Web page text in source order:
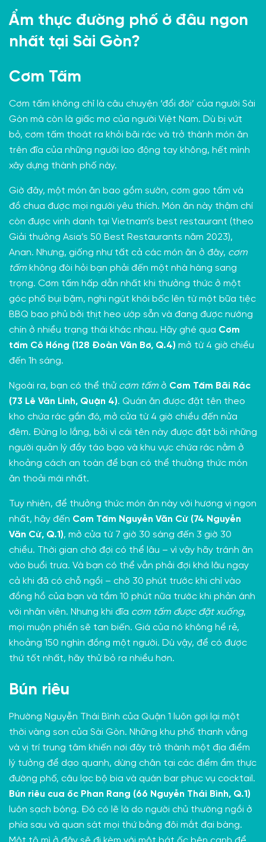
Ẩm thực đường phố ở đâu ngon
nhất tại Sài Gòn?
Cơm Tấm
Cơm tấm không chỉ là câu chuyện ‘đổi đời’ của người Sài
Gòn mà còn là giấc mơ của người Việt Nam. Dù bị vứt
bỏ, cơm tấm thoát ra khỏi bãi rác và trở thành món ăn
trên đĩa của những người lao động tay không, hết mình
xây dựng thành phố này.
Giờ đây, một món ăn bao gồm sườn, cơm gạo tấm và
đồ chua được mọi người yêu thích. Món ăn này thậm chí
còn được vinh danh tại Vietnam’s best restaurant (theo
Giải thưởng Asia’s 50 Best Restaurants năm 2023),
Anan. Nhưng, giống như tất cả các món ăn ở đây, cơm
tấm không đòi hỏi bạn phải đến một nhà hàng sang
trọng. Cơm tấm hấp dẫn nhất khi thưởng thức ở một
góc phố bụi bặm, nghi ngút khói bốc lên từ một bữa tiệc
BBQ bao phủ bởi thịt heo ướp sẵn và đang được nướng
chín ở nhiều trạng thái khác nhau. Hãy ghé qua Cơm
tấm Cô Hồng (128 Đoàn Văn Bơ, Q.4) mở từ 4 giờ chiều
đến 1h sáng.
Ngoài ra, bạn có thể thử cơm tấm ở Cơm Tấm Bãi Rác
(73 Lê Văn Linh, Quận 4). Quán ăn được đặt tên theo
kho chứa rác gần đó, mở cửa từ 4 giờ chiều đến nửa
đêm. Đừng lo lắng, bởi vì cái tên này được đặt bởi những
người quản lý đầy táo bạo và khu vực chứa rác nằm ở
khoảng cách an toàn để bạn có thể thưởng thức món
ăn thoải mái nhất.
Tuy nhiên, để thưởng thức món ăn này với hương vị ngon
nhất, hãy đến Cơm Tấm Nguyễn Văn Cừ (74 Nguyễn
Văn Cừ, Q.1), mở cửa từ 7 giờ 30 sáng đến 3 giờ 30
chiều. Thời gian chờ đợi có thể lâu – vì vậy hãy tránh ăn
vào buổi trưa. Và bạn có thể vẫn phải đợi khá lâu ngay
cả khi đã có chỗ ngồi – chờ 30 phút trước khi chỉ vào
đồng hồ của bạn và tầm 10 phút nữa trước khi phản ánh
với nhân viên. Nhưng khi đĩa cơm tấm được đặt xuống,
mọi muộn phiền sẽ tan biến. Giá của nó không hề rẻ,
khoảng 150 nghìn đồng một người. Dù vậy, để có được
thứ tốt nhất, hãy thử bỏ ra nhiều hơn.
Bún riêu
Phường Nguyễn Thái Bình của Quận 1 luôn gợi lại một
thời vàng son của Sài Gòn. Những khu phố thanh vắng
và vị trí trung tâm khiến nơi đây trở thành một địa điểm
lý tưởng để dạo quanh, dừng chân tại các điểm ẩm thực
đường phố, câu lạc bộ bia và quán bar phục vụ cocktail.
Bún riêu cua ốc Phan Rang (66 Nguyễn Thái Bình, Q.1)
luôn sạch bóng. Đó có lẽ là do người chủ thường ngồi ở
phía sau và quan sát mọi thứ bằng đôi mắt đại bàng.